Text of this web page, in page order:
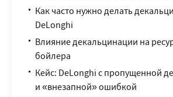
Как часто нужно делать
DeLonghi
Влияние декальцинации на
бойлера
Кейс: DeLonghi с пропущенной
и «внезапной» ошибкой